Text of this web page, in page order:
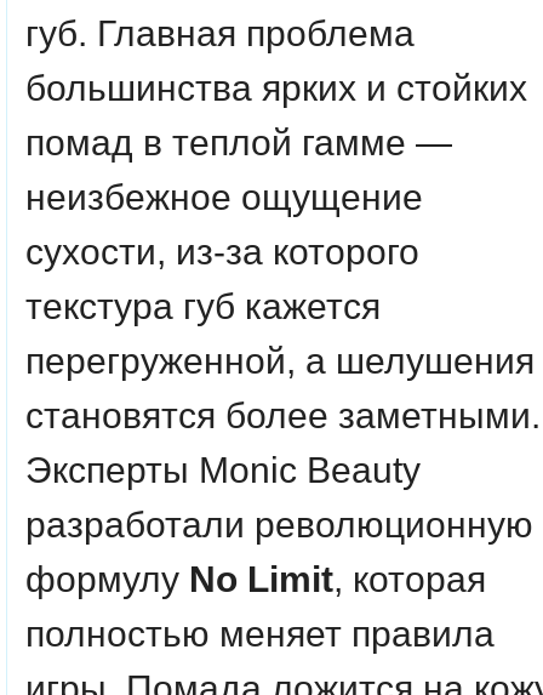
губ. Главная проблема
большинства ярких и стойких
помад в теплой гамме —
неизбежное ощущение
сухости, из-за которого
текстура губ кажется
перегруженной, а шелушения
становятся более заметными.
Эксперты Monic Beauty
разработали революционную
формулу No Limit, которая
полностью меняет правила